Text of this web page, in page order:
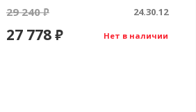
29 240₽ 24.30.12
Нет в наличии
27 778₽